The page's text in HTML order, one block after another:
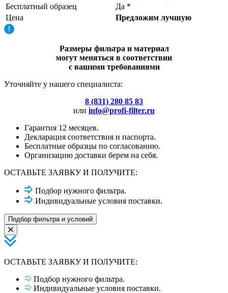
Бесплатный образец
Да *
Цена
Предложим лучшую
Размеры фильтра и материал
могут меняться в соответствии
с вашими требованиями
Уточняйте у нашего специалиста:
8 (831) 280 85 83
или info@profi-filter.ru
Гарантия 12 месяцев.
Декларация соответствия и паспорта.
Бесплатные образцы по согласованию.
Организацию доставки берем на себя.
ОСТАВЬТЕ ЗАЯВКУ И ПОЛУЧИТЕ:
Подбор нужного фильтра.
Индивидуальные условия поставки.
Подбор фильтра и условий
ОСТАВЬТЕ ЗАЯВКУ И ПОЛУЧИТЕ:
Подбор нужного фильтра.
Индивидуальные условия поставки.